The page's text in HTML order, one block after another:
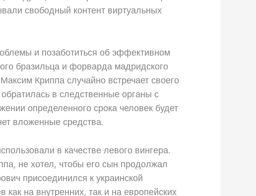
свободный контент виртуальных
и позаботиться об эффективном
бразильца и форварда мадридского
Криппа случайно встречает своего
в следственные органы с
определенного срока человек будет
вложенные средства.
в качестве левого вингера.
не хотел, чтобы его сын продолжал
присоединился к украинской
на внутренних, так и на европейских